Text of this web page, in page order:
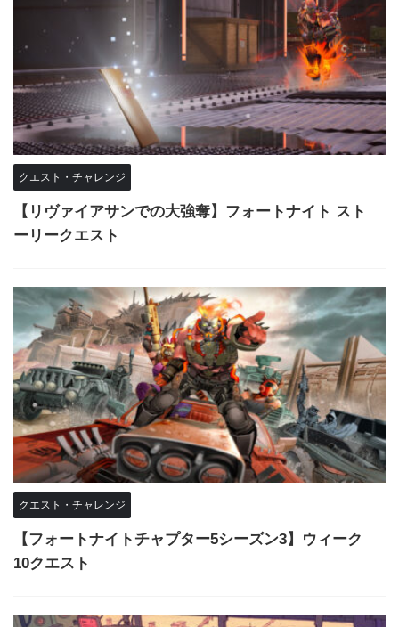
クエスト・チャレンジ
【リヴァイアサンでの大強奪】フォートナイト スト
ーリークエスト
クエスト・チャレンジ
【フォートナイトチャプター5シーズン3】ウィーク
10クエスト